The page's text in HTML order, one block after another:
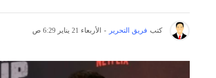
كتب فريق التحرير - الأربعاء 21 يناير 6:29 ص